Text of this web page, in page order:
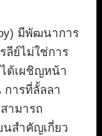
มีพัฒนาการ
ลีย์ไม่ใช่การ
ด้เผชิญหน้า
ารที่ลั้ลลา
ามารถ
นสำคัญเกี่ยว